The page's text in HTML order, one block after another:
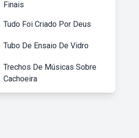
Finais
Tudo Foi Criado Por Deus
Tubo De Ensaio De Vidro
Trechos De Músicas Sobre
Cachoeira